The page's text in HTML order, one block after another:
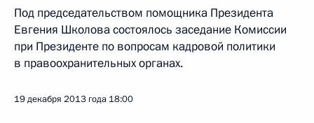
Под председательством помощника Президента
Евгения Школова состоялось заседание Комиссии
при Президенте по вопросам кадровой политики
в правоохранительных органах.
19 декабря 2013 года 18:00